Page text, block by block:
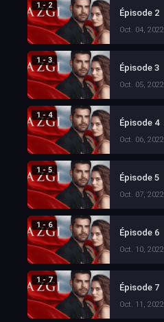
1 - 2
Épisode 2
Oct. 04, 2022
1 - 3
Épisode 3
Oct. 05, 2022
1 - 4
Épisode 4
Oct. 06, 2022
1 - 5
Épisode 5
Oct. 07, 2022
1 - 6
Épisode 6
Oct. 10, 2022
1 - 7
Épisode 7
Oct. 11, 2022